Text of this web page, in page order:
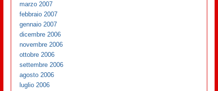
marzo 2007
febbraio 2007
gennaio 2007
dicembre 2006
novembre 2006
ottobre 2006
settembre 2006
agosto 2006
luglio 2006